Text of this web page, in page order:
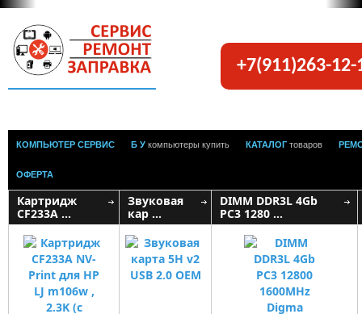
+7(911)263-
КОМПЬЮТЕР СЕРВИС Б У компьютеры купить КАТАЛОГ товаров
ОФЕРТА
Картридж
CF233A ...
Звуковая
кар ...
DIMM DDR3L 4Gb
PC3 1280 ...